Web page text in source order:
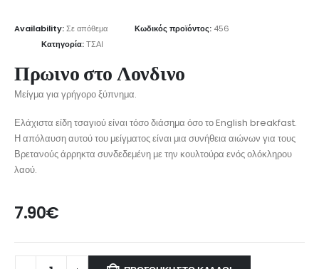
Availability:Σε απόθεμα Κωδικός προϊόντος: 456
Κατηγορία:ΤΣΑΙ
Πρωινο στο Λονδινο
Μείγμα για γρήγορο ξύπνημα.
Ελάχιστα είδη τσαγιού είναι τόσο διάσημα όσο το English breakfast.
Η απόλαυση αυτού του μείγματος είναι μια συνήθεια αιώνων για τους
Βρετανούς άρρηκτα συνδεδεμένη με την κουλτούρα ενός ολόκληρου
λαού.
7.90€